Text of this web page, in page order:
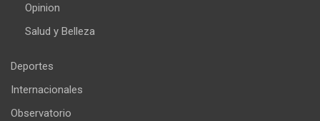
Opinion
Salud y Belleza
Deportes
Internacionales
Observatorio